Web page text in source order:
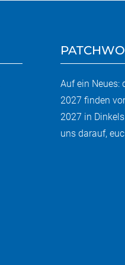
Auf ein Neues:
2027 finden
2027 in
uns darauf,